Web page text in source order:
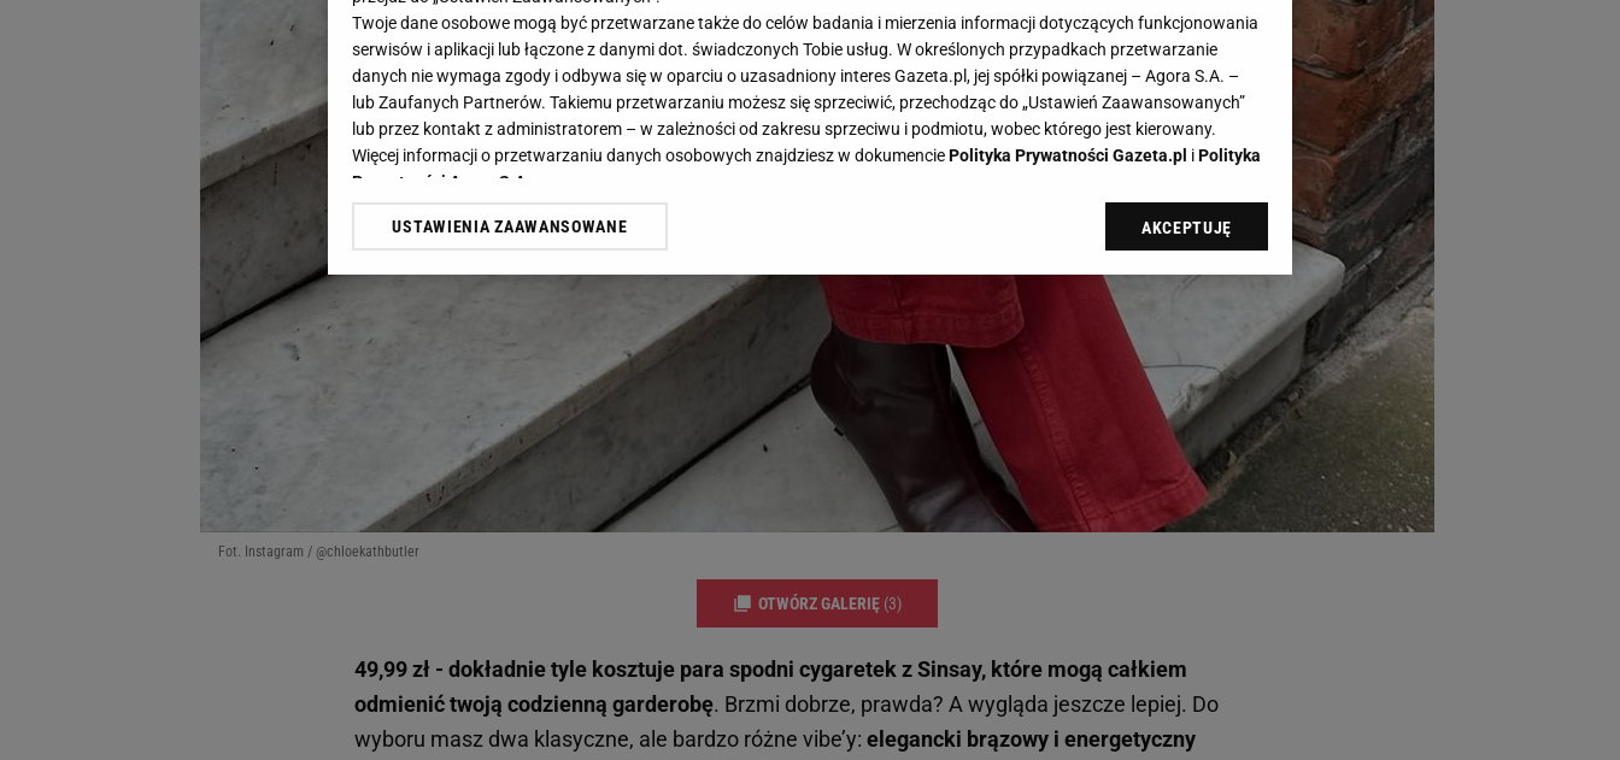
Fot. Instagram / @chloekathbutler
OTWÓRZ GALERIĘ (3)
49,99 zł - dokładnie tyle kosztuje para spodni cygaretek z Sinsay, które mogą całkiem
odmienić twoją codzienną garderobę. Brzmi dobrze, prawda? A wygląda jeszcze lepiej. Do
wyboru masz dwa klasyczne, ale bardzo różne vibe’y: elegancki brązowy i energetyczny
Twoje dane osobowe mogą być przetwarzane także do celów badania i mierzenia informacji dotyczących funkcjonowania
serwisów i aplikacji lub łączone z danymi dot. świadczonych Tobie usług. W określonych przypadkach przetwarzanie
danych nie wymaga zgody i odbywa się w oparciu o uzasadniony interes Gazeta.pl, jej spółki powiązanej – Agora S.A. –
lub Zaufanych Partnerów. Takiemu przetwarzaniu możesz się sprzeciwić, przechodząc do „Ustawień Zaawansowanych”
lub przez kontakt z administratorem – w zależności od zakresu sprzeciwu i podmiotu, wobec którego jest kierowany.
Więcej informacji o przetwarzaniu danych osobowych znajdziesz w dokumenciePolityka Prywatności Gazeta.pl iPolityka
Prywatności Agora S.A.
Klikając „Akceptuję” wyrażasz też zgodę na zainstalowanie i przechowywanie plików cookie Gazeta.pl sp. z o.o., jej
dotyczące plików cookie, wywołując narzędzie do zarządzania twoimi preferencjami dot. przetwarzania danych poprzez
odnośnik „Ustawienia prywatności ” w stopce serwisu i przechodząc do „Ustawień Zaawansowanych”. Zmiana ustawień
plików cookie możliwa jest także za pomocą ustawień przeglądarki.
My, nasi Zaufani Partnerzy i Agora S.A. możemy przetwarzać dane osobowe w następujących celach:
Użycie dokładnych danych geolokalizacyjnych. Aktywne skanowanie charakterystyki urządzenia do celów identyfikacji.
Przechowywanie informacji na urządzeniu lub dostęp do nich. Spersonalizowane reklamy i treści, pomiar reklam i treści,
badnie odbiorców i ulepszanie usług.
Lista Zaufanych Partnerów
USTAWIENIA ZAAWANSOWANE AKCEPTUJĘ